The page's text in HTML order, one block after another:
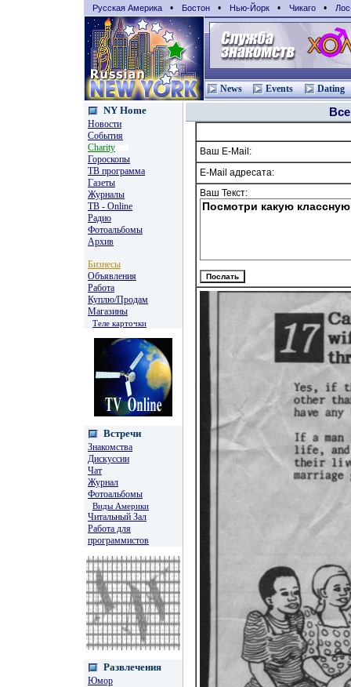
Русская Америка • Бостон • Нью-Йорк • Чикаго •
News Events Dating
NY Home
Новости
События
Charity
Гороскопы
TВ программа
Газеты
Журналы
ТВ - Online
Радио
Фотоальбомы
Архив
Бизнесы
Объявления
Работа
Куплю/Продам
Магазины
Теле карточки
Встречи
Знакомства
Дискуссии
Чат
Журнал
Фотоальбомы
Виды Америки
Читальный Зал
Работа для
программистов
Развлечения
Юмор
Ваш E-Mail:
E-Mail адресата:
Ваш Текст: